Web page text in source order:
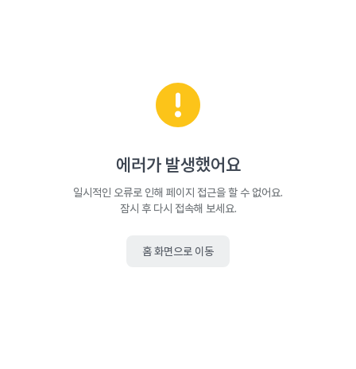
에러가 발생했어요
일시적인 오류로 인해 페이지 접근을 할 수 없어요.
잠시 후 다시 접속해 보세요.
홈 화면으로 이동